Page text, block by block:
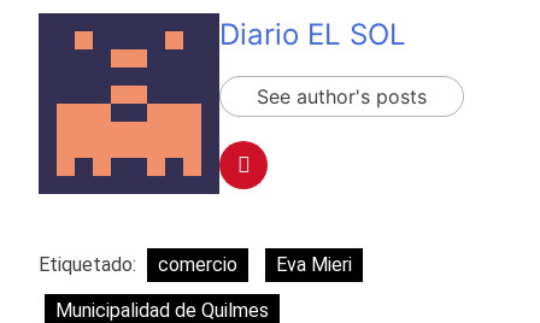
Diario EL SOL
See author's posts
Etiquetado: comercio
Eva Mieri
Municipalidad de Quilmes